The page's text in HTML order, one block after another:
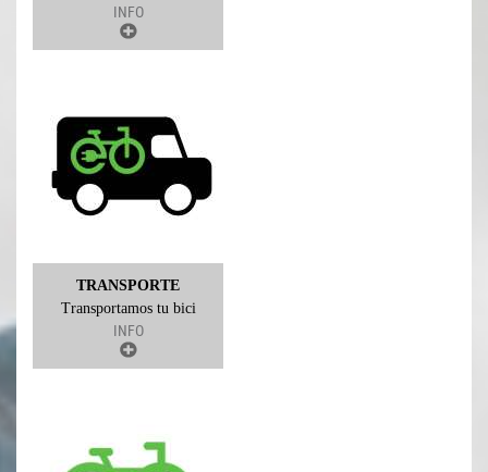
INFO
TRANSPORTE
Transportamos tu bici
INFO